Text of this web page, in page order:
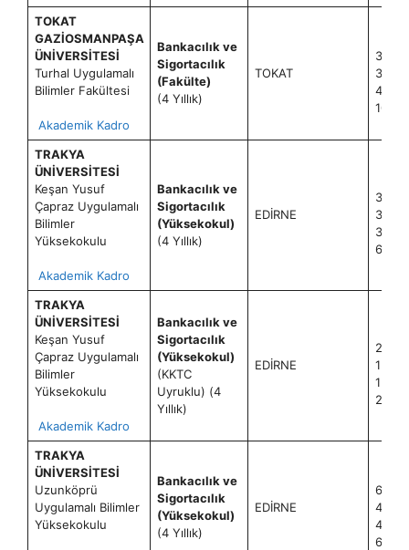
TOKAT
GAZİOSMANPAŞA
ÜNİVERSİTESİ
Turhal Uygulamalı
Bilimler Fakültesi
Akademik Kadro
Bankacılık ve
Sigortacılık
(Fakülte)
(4 Yıllık)
TOKAT
30+1
30+1
40+1
TRAKYA
ÜNİVERSİTESİ
Keşan Yusuf
Çapraz Uygulamalı
Bilimler
Yüksekokulu
Akademik Kadro
Bankacılık ve
Sigortacılık
(Yüksekokul)
(4 Yıllık)
EDİRNE
30+1
30+1
30+1
60+2
TRAKYA
ÜNİVERSİTESİ
Keşan Yusuf
Çapraz Uygulamalı
Bilimler
Yüksekokulu
Akademik Kadro
Bankacılık ve
Sigortacılık
(Yüksekokul)
(KKTC
Uyruklu) (4
Yıllık)
EDİRNE
2+0
1+0
1+0
2+0
TRAKYA
ÜNİVERSİTESİ
Uzunköprü
Uygulamalı Bilimler
Yüksekokulu
Bankacılık ve
Sigortacılık
(Yüksekokul)
(4 Yıllık)
EDİRNE
60+2
40+1
40+1
60+2